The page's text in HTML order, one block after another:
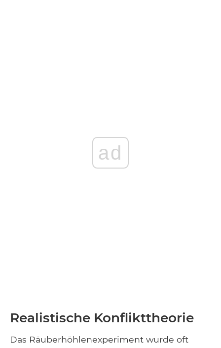
ad
Realistische Konflikttheorie
Das Räuberhöhlenexperiment wurde oft